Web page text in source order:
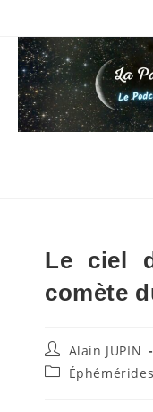
content
Le ciel
comète
Auteur/autrice
de
la
Alain JUPIN
PostÉphémérides